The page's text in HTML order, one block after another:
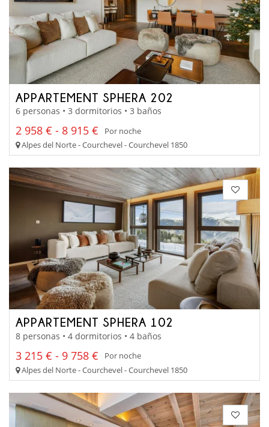
APPARTEMENT SPHERA 202
6 personas • 3 dormitorios • 3 baños
2 958 € - 8 915 €
Por noche
Alpes del Norte - Courchevel - Courchevel 1850
APPARTEMENT SPHERA 102
8 personas • 4 dormitorios • 4 baños
3 215 € - 9 758 €
Por noche
Alpes del Norte - Courchevel - Courchevel 1850